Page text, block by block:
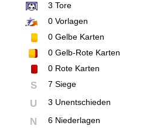
3 Tore
0Vorlagen
0Gelbe Karten
0Gelb-Rote Karten
0Rote Karten
S 7 Siege
U 3 Unentschieden
N 6 Niederlagen